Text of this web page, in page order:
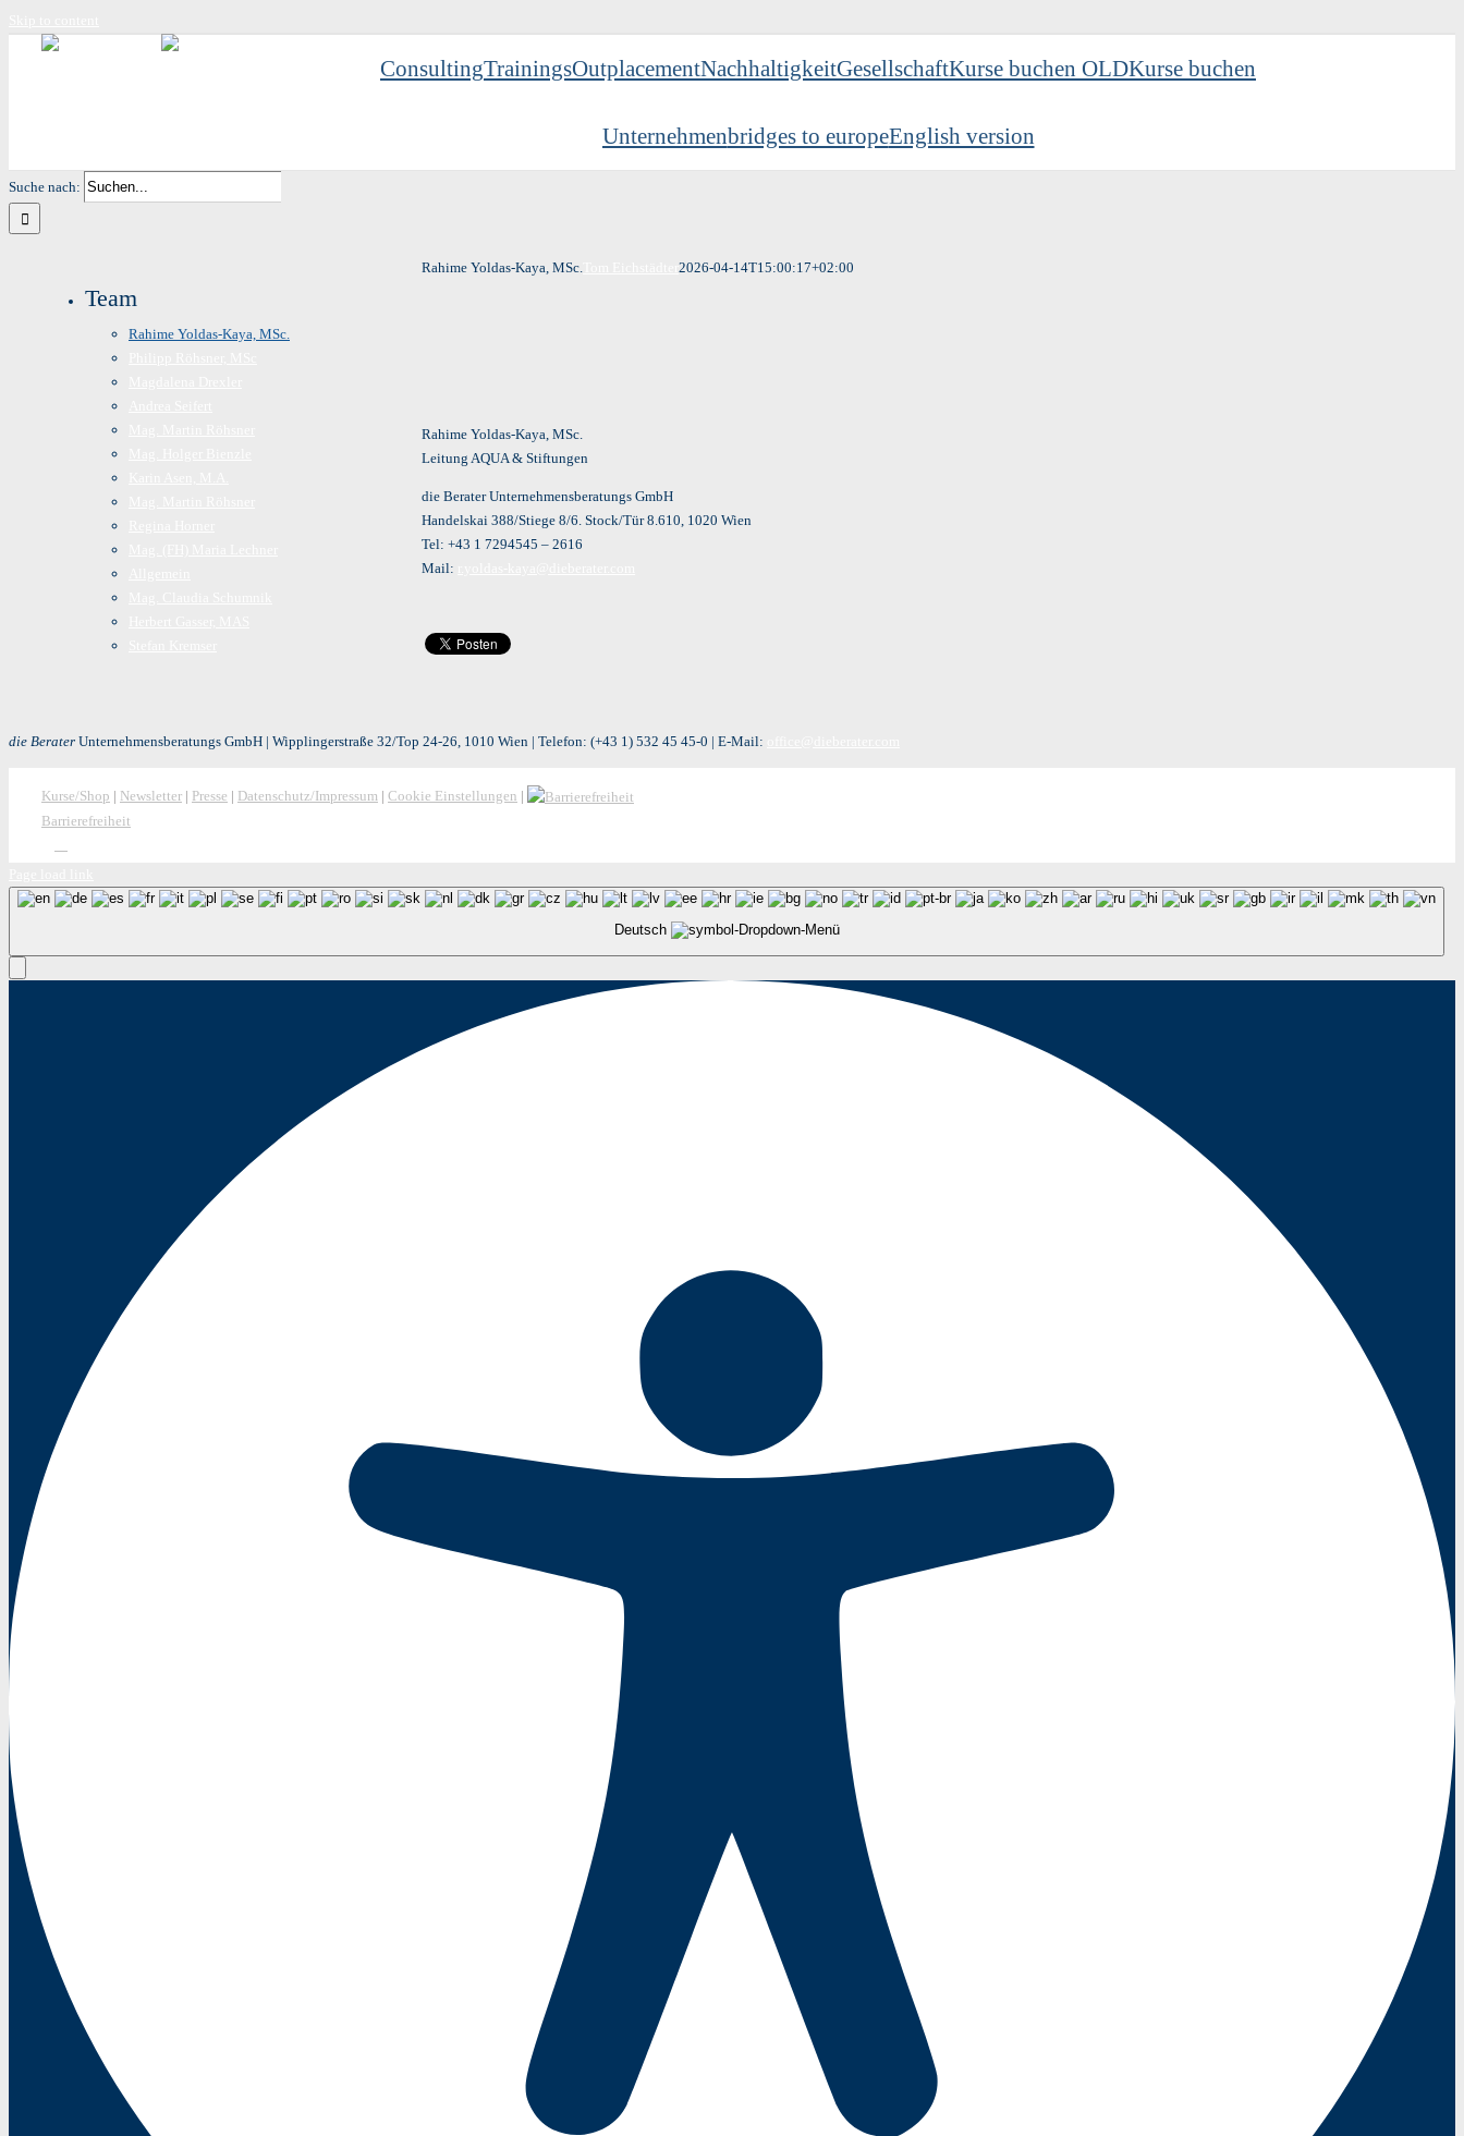
ConsultingTrainingsOutplacementNachhaltigkeitGesellschaftKurse buchen OLDKurse buchen
Unternehmenbridges to europeEnglish version
Suche nach:
Rahime Yoldas-Kaya, MSc. Tom Eichstädter2026-04-14T15:00:17+02:00
Rahime Yoldas-Kaya, MSc.
Leitung AQUA & Stiftungen
die Berater Unternehmensberatungs GmbH
Handelskai 388/Stiege 8/6. Stock/Tür 8.610, 1020 Wien
Tel: +43 1 7294545 – 2616
Mail:
Team
Rahime Yoldas-Kaya, MSc.
die Berater Unternehmensberatungs GmbH | Wipplingerstraße 32/Top 24-26, 1010 Wien | Telefon: (+43 1) 532 45 45-0 | E-Mail:
Kurse/Shop | Newsletter | Presse | Datenschutz/Impressum | Cookie Einstellungen |
Barrierefreiheit
Deutsch